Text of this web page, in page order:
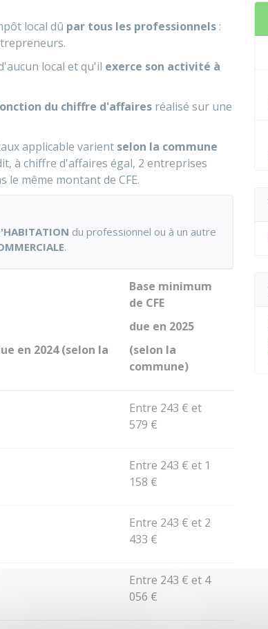
local dû par tous les professionnels :
local et qu'il exerce son activité à
du chiffre d'affaires réalisé sur une
applicable varient selon la commune
à chiffre d'affaires égal, 2 entreprises
même montant de CFE.
du professionnel ou à un autre
.
en 2024 (selon la
Base minimum
de CFE
due en 2025
(selon la
commune)
Entre 243 € et
579 €
Entre 243 € et 1
158 €
Entre 243 € et 2
433 €
Entre 243 € et 4
056 €